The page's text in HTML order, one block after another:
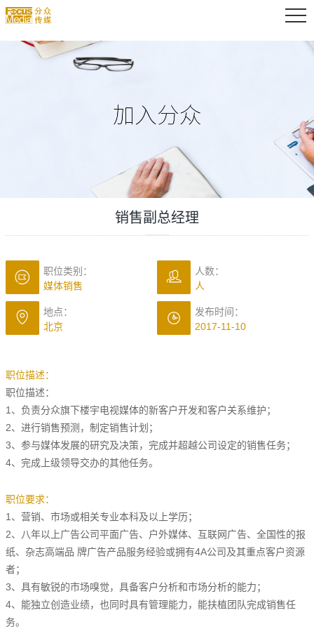
销售副总经理
职位类别：
媒体销售
人数：
人
地点：
北京
发布时间：
2017-11-10
职位描述：
职位描述：
1、负责分众旗下楼宇电视媒体的新客户开发和客户关系维护；
2、进行销售预测，制定销售计划；
3、参与媒体发展的研究及决策，完成并超越公司设定的销售任务；
4、完成上级领导交办的其他任务。
职位要求：
1、营销、市场或相关专业本科及以上学历；
2、八年以上广告公司平面广告、户外媒体、互联网广告、全国性的报
纸、杂志高端品 牌广告产品服务经验或拥有4A公司及其重点客户资源
者；
3、具有敏锐的市场嗅觉，具备客户分析和市场分析的能力；
4、能独立创造业绩，也同时具有管理能力，能扶植团队完成销售任
务。